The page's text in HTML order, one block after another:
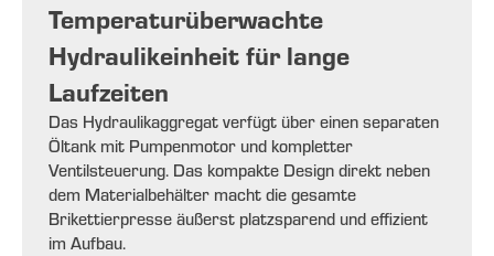
Temperaturüberwachte
Hydraulikeinheit für lange
Laufzeiten
Das Hydraulikaggregat verfügt über einen separaten
Öltank mit Pumpenmotor und kompletter
Ventilsteuerung. Das kompakte Design direkt neben
dem Materialbehälter macht die gesamte
Brikettierpresse äußerst platzsparend und effizient
im Aufbau.